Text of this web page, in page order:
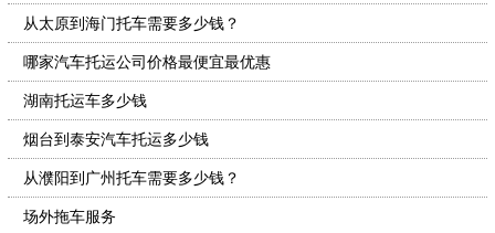
从太原到海门托车需要多少钱？
哪家汽车托运公司价格最便宜最优惠
湖南托运车多少钱
烟台到泰安汽车托运多少钱
从濮阳到广州托车需要多少钱？
场外拖车服务